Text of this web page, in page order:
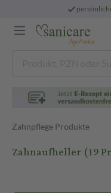
Zahnpflege Produkte
Zahnaufheller (19